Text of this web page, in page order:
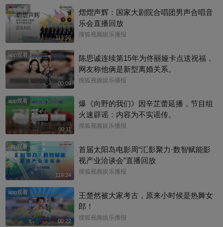
app观看
113:56
熠熠声辉：国家大剧院合唱团男声合唱音
乐会直播回放
搜狐视频娱乐播报
app观看
00:09
陈思诚连续第15年为佟丽娅卡点送祝福，
网友称他俩是新型离婚关系。
搜狐视频娱乐播报
app观看
00:11
爆《向野的我们》因辛芷蕾延播，节目组
火速辟谣：内容为不实谣传。
搜狐视频娱乐播报
app观看
119:24
首届太阳岛电影周“汇影聚力·数智赋能影
视产业洽谈会”直播回放
搜狐视频娱乐播报
app观看
00:22
王楚然被大家考古，原来小时候是热舞女
郎！
搜狐视频娱乐播报